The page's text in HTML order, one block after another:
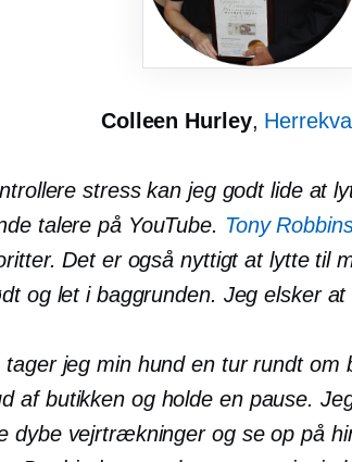
Colleen Hurley,
stress kan jeg godt lide at
talere på YouTube. Tony
Det er også nyttigt at lytte til
og let i baggrunden. Jeg elsker at
tager jeg min hund en tur rundt om
af butikken og holde en pause.
dybe vejrtrækninger og se op på